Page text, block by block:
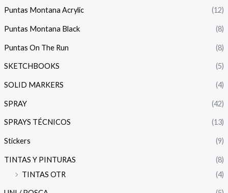
Puntas Montana Acrylic (12)
Puntas Montana Black (8)
Puntas On The Run (8)
SKETCHBOOKS (5)
SOLID MARKERS (4)
SPRAY (42)
SPRAYS TÉCNICOS (13)
Stickers (9)
TINTAS Y PINTURAS
(8)
TINTAS OTR
(4)